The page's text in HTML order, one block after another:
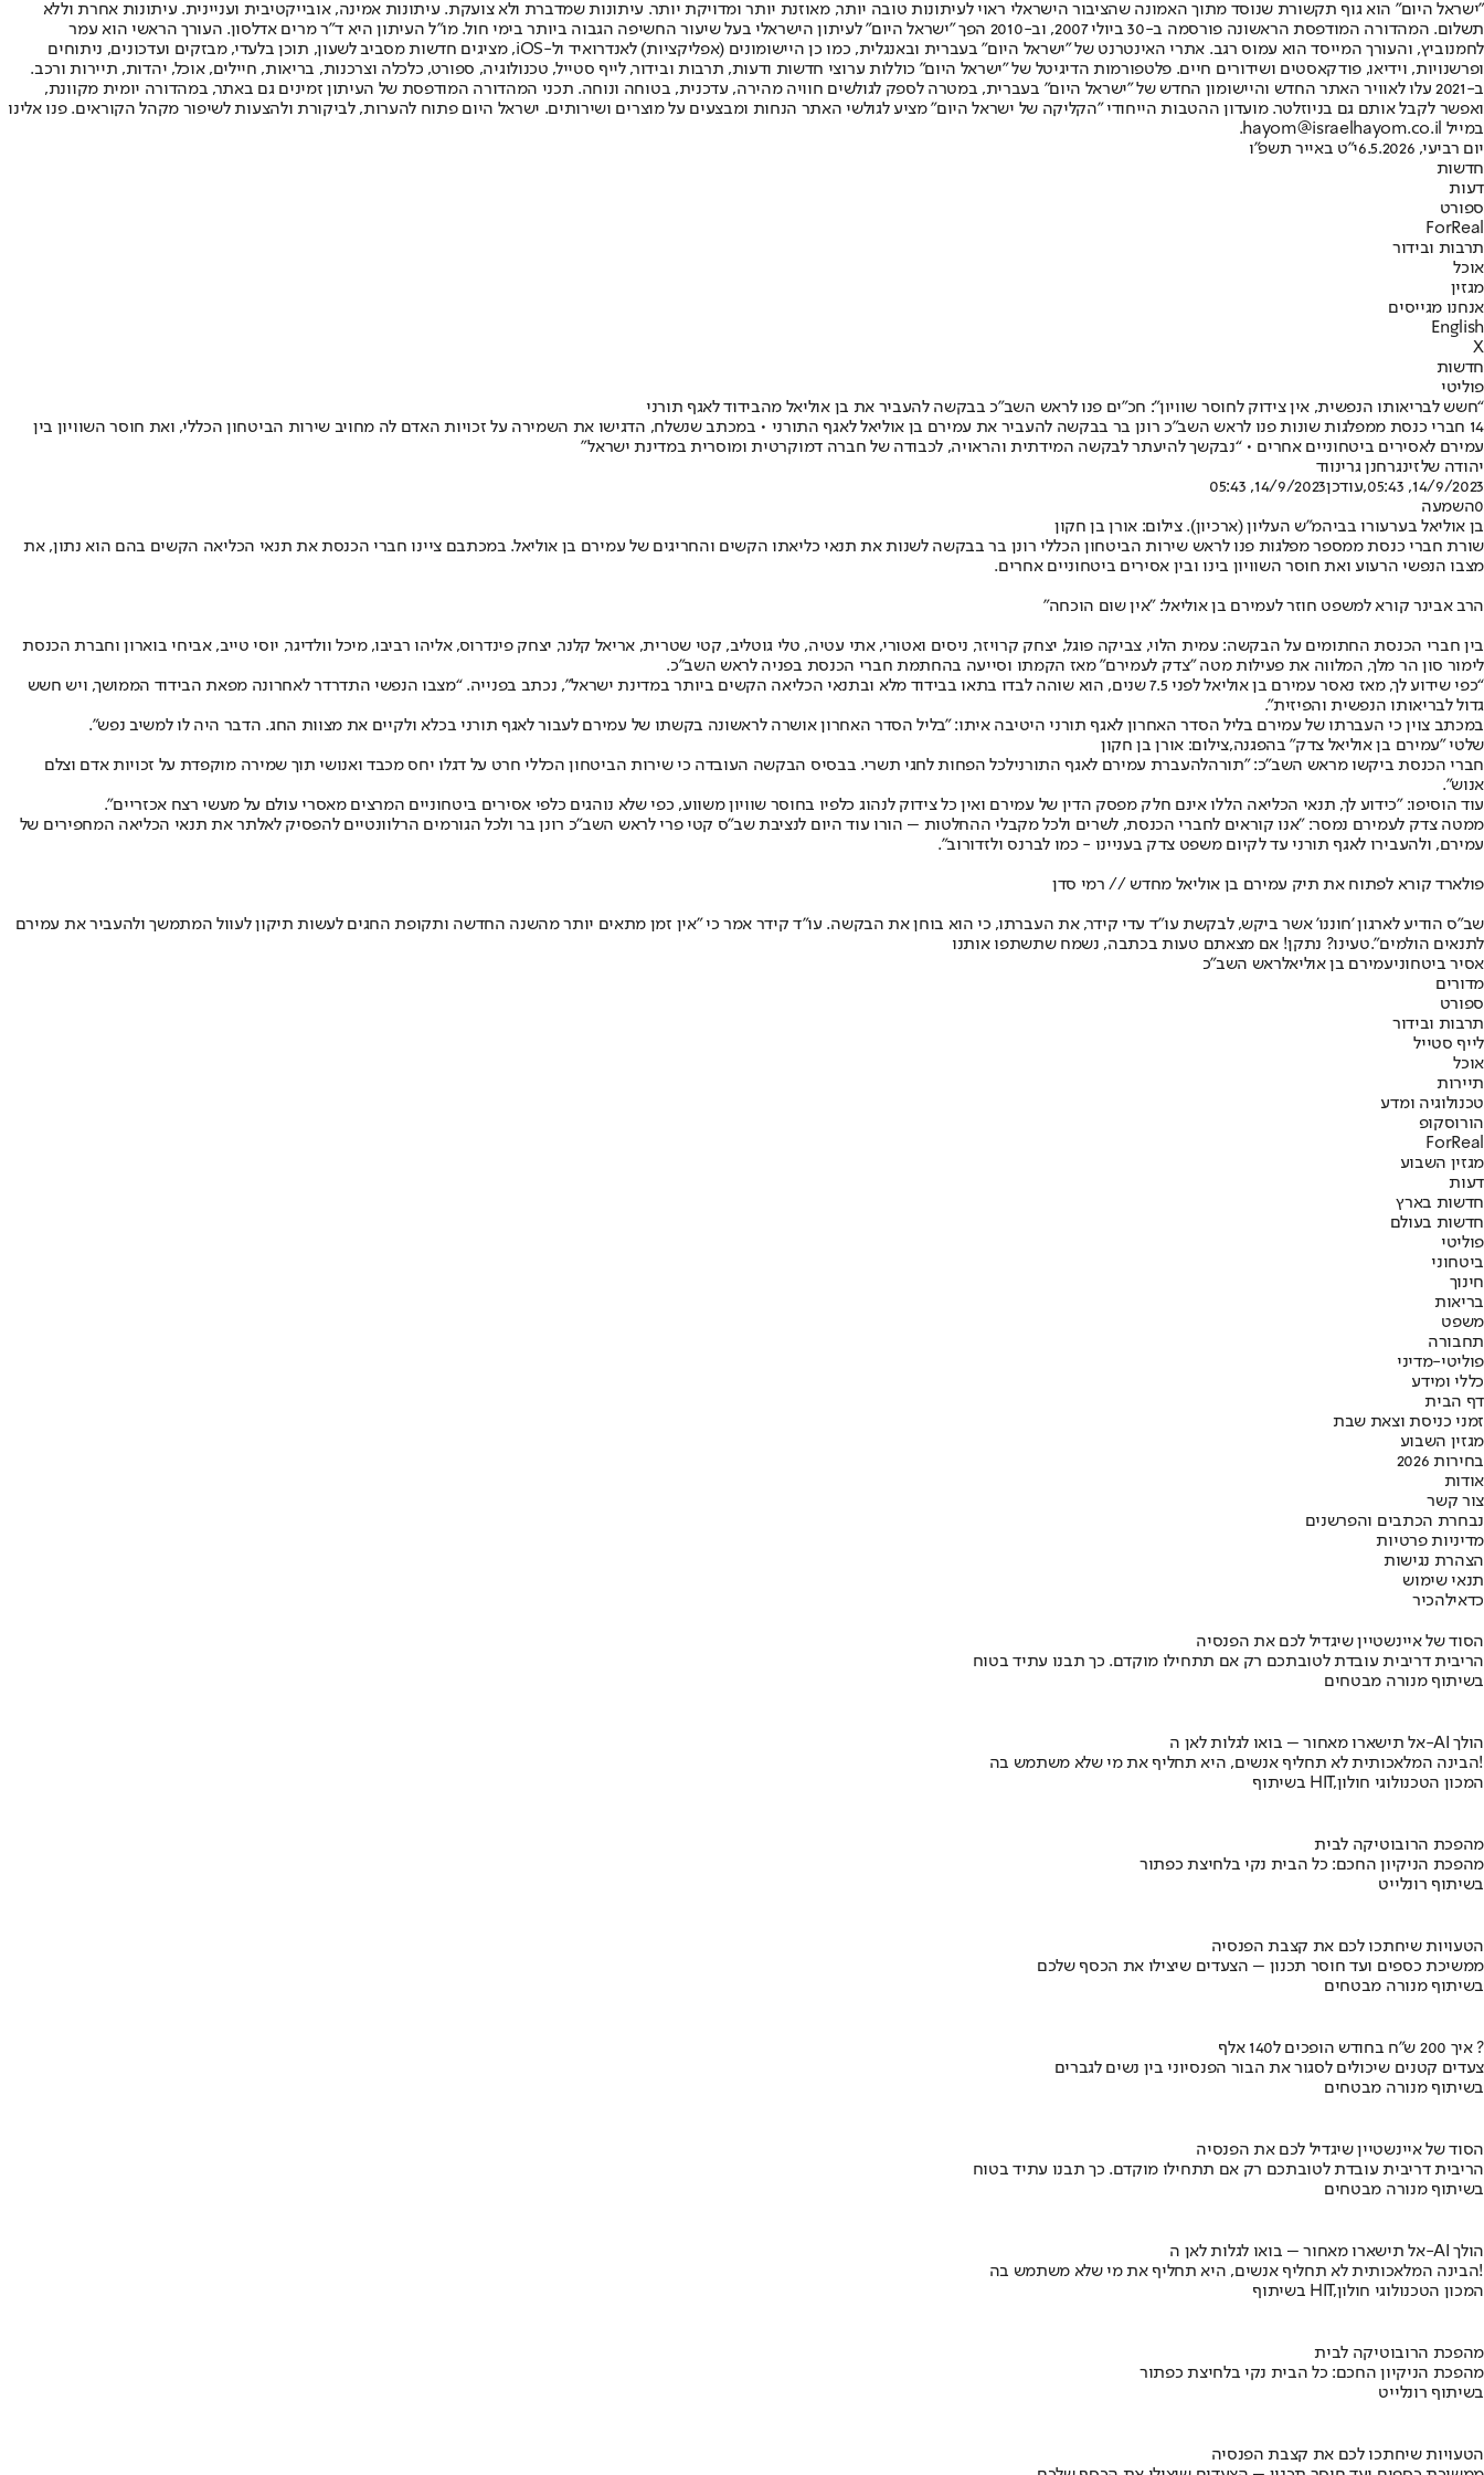
"ישראל היום" הוא גוף תקשורת שנוסד מתוך האמונה שהציבור הישראלי ראוי לעיתונות טובה יותר, מאוזנת יותר ומדויקת יותר. עיתונות שמדברת ולא צועקת. עיתונות אמינה, אובייקטיבית ועניינית. עיתונות אחרת וללא
תשלום. המהדורה המודפסת הראשונה פורסמה ב-30 ביולי 2007, וב-2010 הפך "ישראל היום" לעיתון הישראלי בעל שיעור החשיפה הגבוה ביותר בימי חול. מו"ל העיתון היא ד"ר מרים אדלסון. העורך הראשי הוא עמר
לחמנוביץ, והעורך המייסד הוא עמוס רגב. אתרי האינטרנט של "ישראל היום" בעברית ובאנגלית, כמו כן היישומונים (אפליקציות) לאנדרואיד ול-iOS, מציגים חדשות מסביב לשעון, תוכן בלעדי, מבזקים ועדכונים, ניתוחים
ופרשנויות, וידיאו, פודקאסטים ושידורים חיים. פלטפורמות הדיגיטל של "ישראל היום" כוללות ערוצי חדשות ודעות, תרבות ובידור, לייף סטייל, טכנולוגיה, ספורט, כלכלה וצרכנות, בריאות, חיילים, אוכל, יהדות, תיירות ורכב.
ב-2021 עלו לאוויר האתר החדש והיישומון החדש של "ישראל היום" בעברית, במטרה לספק לגולשים חוויה מהירה, עדכנית, בטוחה ונוחה. תכני המהדורה המודפסת של העיתון זמינים גם באתר, במהדורה יומית מקוונת,
ואפשר לקבל אותם גם בניוזלטר. מועדון ההטבות הייחודי "הקליקה של ישראל היום" מציע לגולשי האתר הנחות ומבצעים על מוצרים ושירותים. ישראל היום פתוח להערות, לביקורת ולהצעות לשיפור מקהל הקוראים. פנו אלינו
במייל hayom@israelhayom.co.il.
יום רביעי, 6.5.2026
י"ט באייר תשפ"ו
חדשות
דעות
ספורט
ForReal
תרבות ובידור
אוכל
מגזין
אנחנו מגייסים
English
X
חדשות
פוליטי
“חשש לבריאותו הנפשית, אין צידוק לחוסר שוויון": חכ"ים פנו לראש השב"כ בבקשה להעביר את בן אוליאל מהבידוד לאגף תורני
14 חברי כנסת ממפלגות שונות פנו לראש השב"כ רונן בר בבקשה להעביר את עמירם בן אוליאל לאגף התורני • במכתב שנשלח, הדגישו את השמירה על זכויות האדם לה מחויב שירות הביטחון הכללי, ואת חוסר השוויון בין
עמירם לאסירים ביטחוניים אחרים • “נבקשך להיעתר לבקשה המידתית והראויה, לכבודה של חברה דמוקרטית ומוסרית במדינת ישראל"
יהודה שלזינגרחנן גרינווד
14/9/2023, 05:43
,עודכן14/9/2023, 05:43
0השמעה
בן אוליאל בערעורו בביהמ"ש העליון (ארכיון). צילום: אורן בן חקון
שורת חברי כנסת ממספר מפלגות פנו לראש שירות הביטחון הכללי רונן בר בבקשה לשנות את תנאי כליאתו הקשים והחריגים של עמירם בן אוליאל. במכתבם ציינו חברי הכנסת את תנאי הכליאה הקשים בהם הוא נתון, את
מצבו הנפשי הרעוע ואת חוסר השוויון בינו ובין אסירים ביטחוניים אחרים.
הרב אבינר קורא למשפט חוזר לעמירם בן אוליאל: "אין שום הוכחה"
בין חברי הכנסת החתומים על הבקשה: עמית הלוי, צביקה פוגל, יצחק קרויזר, ניסים ואטורי, אתי עטיה, טלי גוטליב, קטי שטרית, אריאל קלנר, יצחק פינדרוס, אליהו רביבו, מיכל וולדיגר, יוסי טייב, אביחי בוארון וחברת הכנסת
לימור סון הר מלך, המלווה את פעילות מטה "צדק לעמירם" מאז הקמתו וסייעה בהחתמת חברי הכנסת בפניה לראש השב"כ.
“כפי שידוע לך, מאז נאסר עמירם בן אוליאל לפני 7.5 שנים, הוא שוהה לבדו בתאו בבידוד מלא ובתנאי הכליאה הקשים ביותר במדינת ישראל", נכתב בפנייה. “מצבו הנפשי התדרדר לאחרונה מפאת הבידוד הממושך, ויש חשש
גדול לבריאותו הנפשית והפיזית".
במכתב צוין כי העברתו של עמירם בליל הסדר האחרון לאגף תורני היטיבה איתו: "בליל הסדר האחרון אושרה לראשונה בקשתו של עמירם לעבור לאגף תורני בכלא ולקיים את מצוות החג. הדבר היה לו למשיב נפש".
שלטי "עמירם בן אוליאל צדק" בהפגנה,צילום: אורן בן חקון
חברי הכנסת ביקשו מראש השב"כ: "תורהלהעברת עמירם לאגף התורנילכל הפחות לחגי תשרי. בבסיס הבקשה העובדה כי שירות הביטחון הכללי חרט על דגלו יחס מכבד ואנושי תוך שמירה מוקפדת על זכויות אדם וצלם
אנוש".
עוד הוסיפו: "כידוע לך, תנאי הכליאה הללו אינם חלק מפסק הדין של עמירם ואין כל צידוק לנהוג כלפיו בחוסר שוויון משווע, כפי שלא נוהגים כלפי אסירים ביטחוניים המרצים מאסרי עולם על מעשי רצח אכזריים".
ממטה צדק לעמירם נמסר: "אנו קוראים לחברי הכנסת, לשרים ולכל מקבלי ההחלטות – הורו עוד היום לנציבת שב"ס קטי פרי לראש השב"כ רונן בר ולכל הגורמים הרלוונטיים להפסיק לאלתר את תנאי הכליאה המחפירים של
עמירם, ולהעבירו לאגף תורני עד לקיום משפט צדק בעניינו - כמו לברנס ולזדורוב".
פולארד קורא לפתוח את תיק עמירם בן אוליאל מחדש // רמי סדן
שב"ס הודיע לארגון 'חוננו' אשר ביקש, לבקשת עו"ד עדי קידר, את העברתו, כי הוא בוחן את הבקשה. עו"ד קידר אמר כי "אין זמן מתאים יותר מהשנה החדשה ותקופת החגים לעשות תיקון לעוול המתמשך ולהעביר את עמירם
לתנאים הולמים".טעינו? נתקן! אם מצאתם טעות בכתבה, נשמח שתשתפו אותנו
אסיר ביטחוניעמירם בן אוליאלראש השב"כ
מדורים
ספורט
תרבות ובידור
לייף סטייל
אוכל
תיירות
טכנולוגיה ומדע
הורוסקופ
ForReal
מגזין השבוע
דעות
חדשות בארץ
חדשות בעולם
פוליטי
ביטחוני
חינוך
בריאות
משפט
תחבורה
פוליטי-מדיני
כללי ומידע
דף הבית
זמני כניסת וצאת שבת
מגזין השבוע
בחירות 2026
אודות
צור קשר
נבחרת הכתבים והפרשנים
מדיניות פרטיות
הצהרת נגישות
תנאי שימוש
כדאילהכיר
הסוד של איינשטיין שיגדיל לכם את הפנסיה
הריבית דריבית עובדת לטובתכם רק אם תתחילו מוקדם. כך תבנו עתיד בטוח
בשיתוף מנורה מבטחים
אל תישארו מאחור – בואו לגלות לאן ה-AI הולך
הבינה המלאכותית לא תחליף אנשים, היא תחליף את מי שלא משתמש בה!
בשיתוף HIT,המכון הטכנולוגי חולון
מהפכת הרובוטיקה לבית
מהפכת הניקיון החכם: כל הבית נקי בלחיצת כפתור
בשיתוף רונלייט
הטעויות שיחתכו לכם את קצבת הפנסיה
ממשיכת כספים ועד חוסר תכנון – הצעדים שיצילו את הכסף שלכם
בשיתוף מנורה מבטחים
איך 200 ש"ח בחודש הופכים ל140 אלף ?
צעדים קטנים שיכולים לסגור את הבור הפנסיוני בין נשים לגברים
בשיתוף מנורה מבטחים
הסוד של איינשטיין שיגדיל לכם את הפנסיה
הריבית דריבית עובדת לטובתכם רק אם תתחילו מוקדם. כך תבנו עתיד בטוח
בשיתוף מנורה מבטחים
אל תישארו מאחור – בואו לגלות לאן ה-AI הולך
הבינה המלאכותית לא תחליף אנשים, היא תחליף את מי שלא משתמש בה!
בשיתוף HIT,המכון הטכנולוגי חולון
מהפכת הרובוטיקה לבית
מהפכת הניקיון החכם: כל הבית נקי בלחיצת כפתור
בשיתוף רונלייט
הטעויות שיחתכו לכם את קצבת הפנסיה